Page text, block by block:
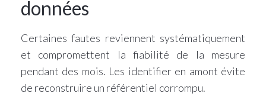
données
Certaines fautes reviennent systématiquement
et compromettent la fiabilité de la mesure
pendant des mois. Les identifier en amont évite
de reconstruire un référentiel corrompu.